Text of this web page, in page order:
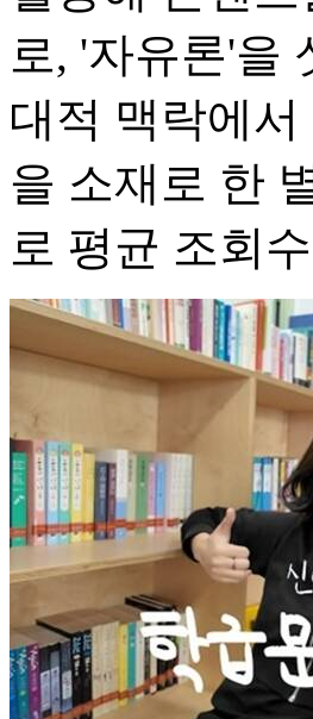
로, '자유론'을
대적 맥락에
을 소재로 한
로 평균 조회